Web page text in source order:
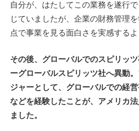
自分が、はたしてこの業務を遂行
じていましたが、企業の財務管理
点で事業を見る面白さを実感するよ
その後、グローバルでのスピリッ
ーグローバルスピリッツ社へ異動
ジャーとして、グローバルでの経
などを経験したことが、アメリカ
ました。